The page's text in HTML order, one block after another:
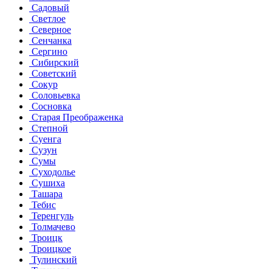
Садовый
Светлое
Северное
Сенчанка
Сергино
Сибирский
Советский
Сокур
Соловьевка
Сосновка
Старая Преображенка
Степной
Суенга
Сузун
Сумы
Суходолье
Сушиха
Ташара
Тебис
Теренгуль
Толмачево
Троицк
Троицкое
Тулинский